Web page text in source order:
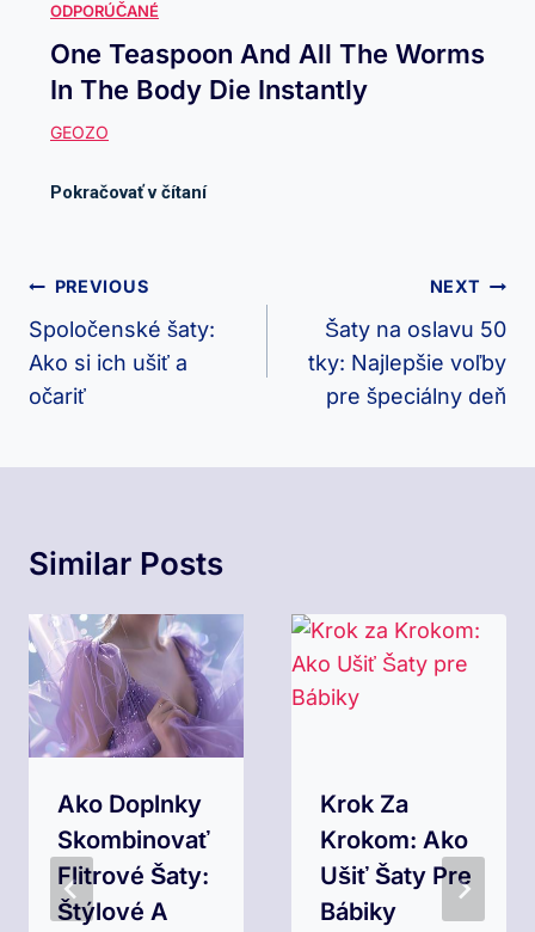
One Teaspoon And All The Worms
In The Body Die Instantly
Navigácia
V
Článku
PREVIOUS
Spoločenské šaty:
Ako si ich ušiť a
očariť
NEXT
Šaty na oslavu 50
tky: Najlepšie voľby
pre špeciálny deň
Similar Posts
Ako Doplnky
Skombinovať
Flitrové Šaty:
Štýlové A
Krok Za
Krokom: Ako
Ušiť Šaty Pre
Bábiky